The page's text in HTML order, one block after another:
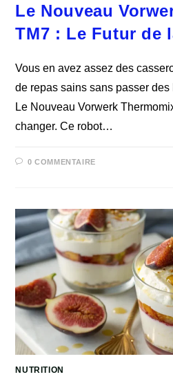
Le Nouveau
TM7 : Le Futur de
Vous en avez assez des
de repas sains sans passer
Le Nouveau Vorwerk
changer. Ce robot…
0 COMMENTAIRE
NUTRITION